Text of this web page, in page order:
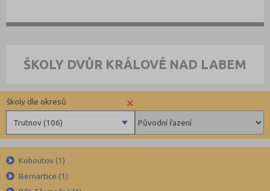
ŠKOLY DVŮR KRÁLOVÉ NAD LABEM
×
Trutnov (106)
školy dle okresů
Beroun (85)
Blansko (88)
Kohoutov (1)
Bernartice (1)